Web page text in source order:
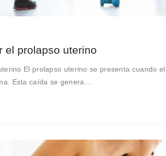
el prolapso uterino
El prolapso uterino se presenta cuando el
Esta caída se genera…